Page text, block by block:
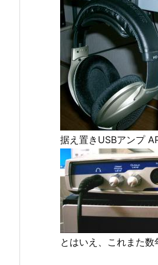
据え置きUSBアンプ
とはいえ、これまた